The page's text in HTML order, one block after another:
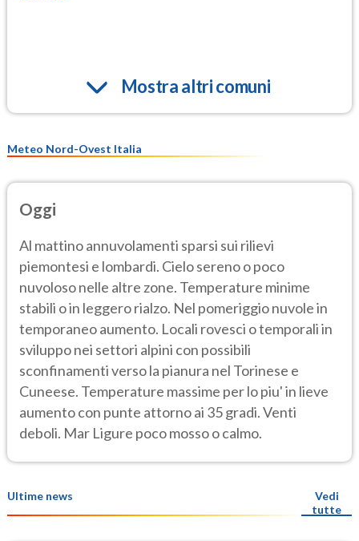
Mostra altri comuni
Meteo Nord-Ovest Italia
Oggi
Al mattino annuvolamenti sparsi sui rilievi
piemontesi e lombardi. Cielo sereno o poco
nuvoloso nelle altre zone. Temperature minime
stabili o in leggero rialzo. Nel pomeriggio nuvole in
temporaneo aumento. Locali rovesci o temporali in
sviluppo nei settori alpini con possibili
sconfinamenti verso la pianura nel Torinese e
Cuneese. Temperature massime per lo piu' in lieve
aumento con punte attorno ai 35 gradi. Venti
deboli. Mar Ligure poco mosso o calmo.
Ultime news
Vedi
tutte